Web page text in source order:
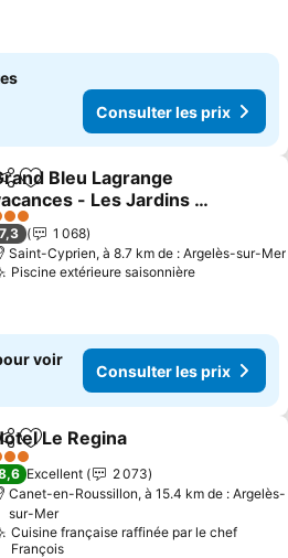
Consulter les prix
Ajouter à mes favoris
Bleu Lagrange
- Les Jardins de
Étoiles
7,3
1 068
Saint-Cyprien, à 8.7 km de : Argelès-sur-Mer
Piscine extérieure saisonnière
voir
Consulter les prix
Ajouter à mes favoris
Le Regina
Excellent
2 073
Canet-en-Roussillon, à 15.4 km de : Argelès-
sur-Mer
Cuisine française raffinée par le chef
François